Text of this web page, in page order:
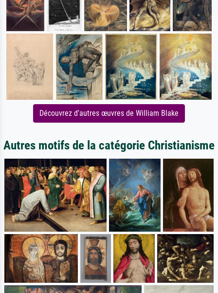
Découvrez d'autres œuvres de William Blake
Autres motifs de la catégorie Christianisme